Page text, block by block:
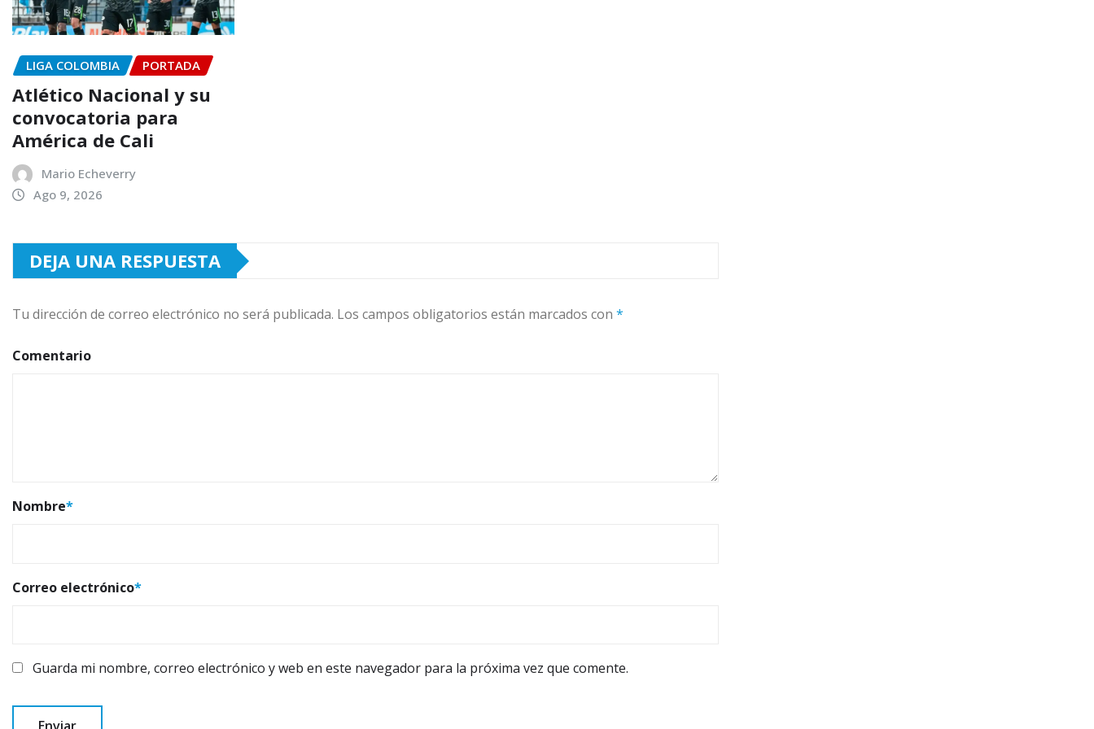
LIGA COLOMBIA PORTADA
Atlético Nacional y su
convocatoria para
América de Cali
Mario Echeverry
Ago 9, 2026
DEJA UNA RESPUESTA
Tu dirección de correo electrónico no será publicada. Los campos obligatorios están marcados con *
Comentario
Nombre*
Correo electrónico*
Guarda mi nombre, correo electrónico y web en este navegador para la próxima vez que comente.